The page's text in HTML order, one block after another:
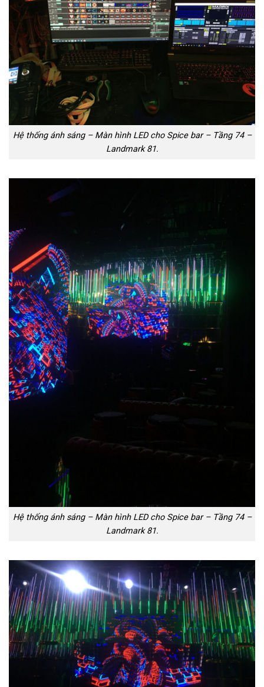
Hệ thống ánh sáng – Màn hình LED cho Spice bar – Tầng 74 –
Landmark 81.
Hệ thống ánh sáng – Màn hình LED cho Spice bar – Tầng 74 –
Landmark 81.